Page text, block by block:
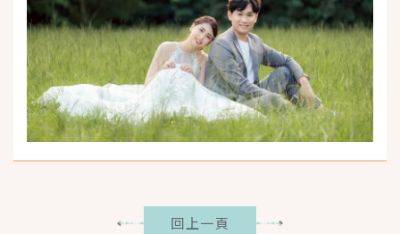
回上一頁